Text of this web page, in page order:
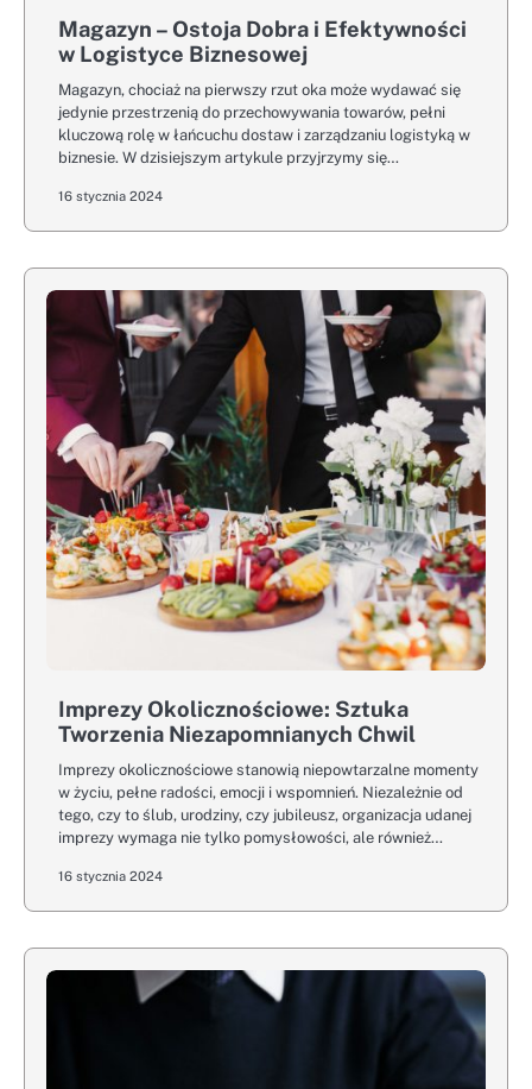
Magazyn – Ostoja Dobra i Efektywności
w Logistyce Biznesowej
Magazyn, chociaż na pierwszy rzut oka może wydawać się
jedynie przestrzenią do przechowywania towarów, pełni
kluczową rolę w łańcuchu dostaw i zarządzaniu logistyką w
biznesie. W dzisiejszym artykule przyjrzymy się…
16 stycznia 2024
Imprezy Okolicznościowe: Sztuka
Tworzenia Niezapomnianych Chwil
Imprezy okolicznościowe stanowią niepowtarzalne momenty
w życiu, pełne radości, emocji i wspomnień. Niezależnie od
tego, czy to ślub, urodziny, czy jubileusz, organizacja udanej
imprezy wymaga nie tylko pomysłowości, ale również…
16 stycznia 2024